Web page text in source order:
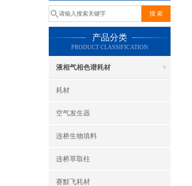
产品分类
PRODUCT CLASSIFICATION
液相气相色谱耗材
耗材
空气发生器
连桥生物填料
连桥萃取柱
赛默飞耗材